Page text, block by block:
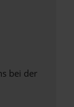
bei der